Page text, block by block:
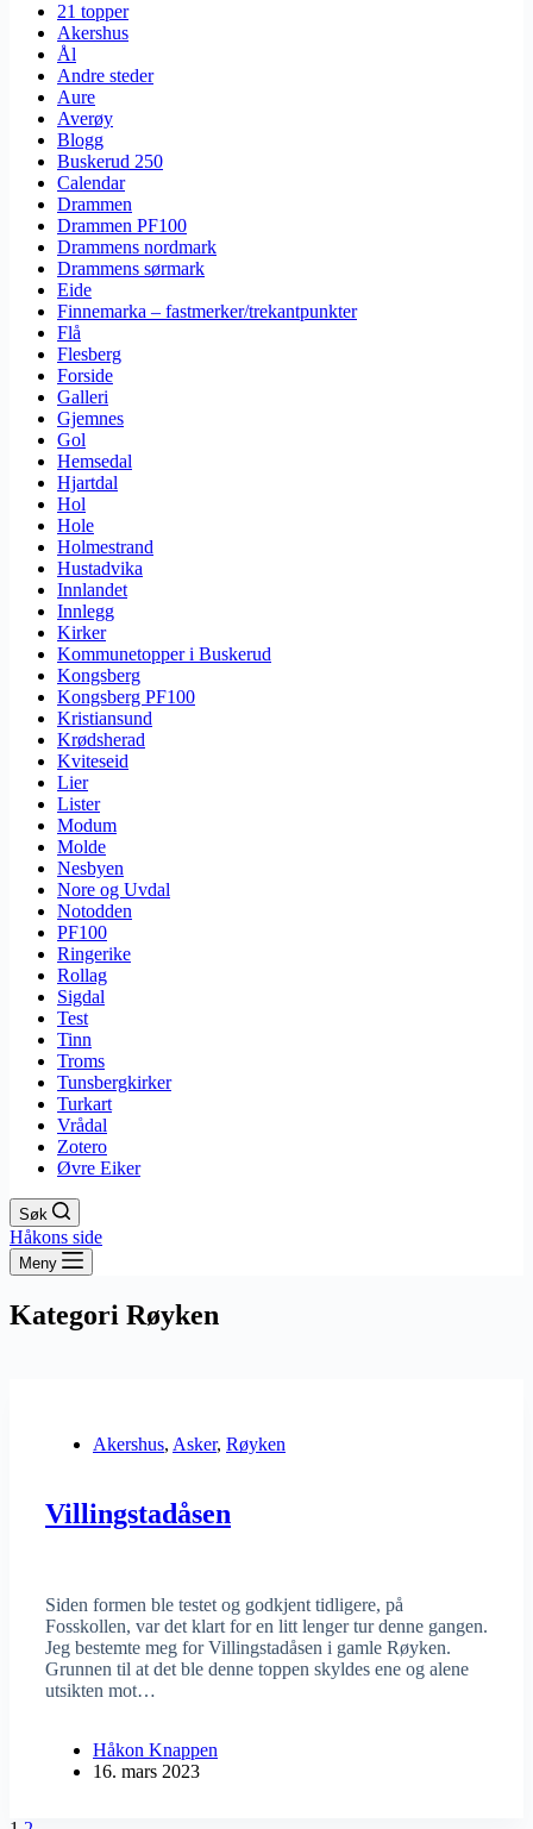
21 topper
Akershus
Ål
Andre steder
Aure
Averøy
Blogg
Buskerud 250
Calendar
Drammen
Drammen PF100
Drammens nordmark
Drammens sørmark
Eide
Finnemarka – fastmerker/trekantpunkter
Flå
Flesberg
Forside
Galleri
Gjemnes
Gol
Hemsedal
Hjartdal
Hol
Hole
Holmestrand
Hustadvika
Innlandet
Innlegg
Kirker
Kommunetopper i Buskerud
Kongsberg
Kongsberg PF100
Kristiansund
Krødsherad
Kviteseid
Lier
Lister
Modum
Molde
Nesbyen
Nore og Uvdal
Notodden
PF100
Ringerike
Rollag
Sigdal
Test
Tinn
Troms
Tunsbergkirker
Turkart
Vrådal
Zotero
Øvre Eiker
Søk
Håkons side
Meny
Kategori Røyken
Akershus, Asker, Røyken
Villingstadåsen
Siden formen ble testet og godkjent tidligere, på
Fosskollen, var det klart for en litt lenger tur denne gangen.
Jeg bestemte meg for Villingstadåsen i gamle Røyken.
Grunnen til at det ble denne toppen skyldes ene og alene
utsikten mot…
Håkon Knappen
16. mars 2023